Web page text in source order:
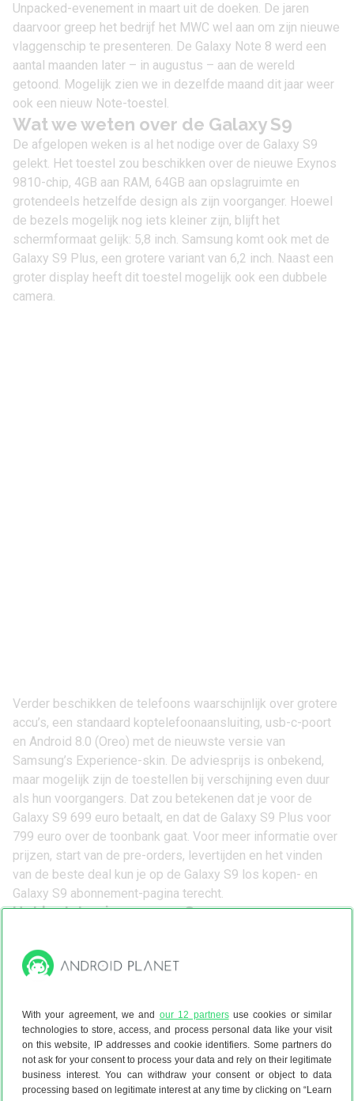
With your agreement, we and our 12 partnersuse cookies or similar
technologies to store, access, and process personal data like your visit
on this website, IP addresses and cookie identifiers. Some partners do
not ask for your consent to process your data and rely on their legitimate
business interest. You can withdraw your consent or object to data
processing based on legitimate interest at any time by clicking on “Learn
Unpacked-evenement in maart uit de doeken. De jaren
daarvoor greep het bedrijf het MWC wel aan om zijn nieuwe
vlaggenschip te presenteren. De Galaxy Note 8 werd een
aantal maanden later – in augustus – aan de wereld
getoond. Mogelijk zien we in dezelfde maand dit jaar weer
ook een nieuw Note-toestel.
Wat we weten over de Galaxy S9
De afgelopen weken is al het nodige over de Galaxy S9
gelekt. Het toestel zou beschikken over de nieuwe Exynos
9810-chip, 4GB aan RAM, 64GB aan opslagruimte en
grotendeels hetzelfde design als zijn voorganger. Hoewel
de bezels mogelijk nog iets kleiner zijn, blijft het
schermformaat gelijk: 5,8 inch. Samsung komt ook met de
Galaxy S9 Plus, een grotere variant van 6,2 inch. Naast een
groter display heeft dit toestel mogelijk ook een dubbele
camera.
Verder beschikken de telefoons waarschijnlijk over grotere
accu’s, een standaard koptelefoonaansluiting, usb-c-poort
en Android 8.0 (Oreo) met de nieuwste versie van
Samsung’s Experience-skin. De adviesprijs is onbekend,
maar mogelijk zijn de toestellen bij verschijning even duur
als hun voorgangers. Dat zou betekenen dat je voor de
Galaxy S9 699 euro betaalt, en dat de Galaxy S9 Plus voor
799 euro over de toonbank gaat. Voor meer informatie over
prijzen, start van de pre-orders, levertijden en het vinden
van de beste deal kun je op de Galaxy S9 los kopen- en
Galaxy S9 abonnement-pagina terecht.
Het laatste nieuws over Samsung
een tablet (ADV)
Samsung Galaxy Z Fold 8 review: bekende vouw, een nieuw
snel erger (6-8)
Dit is hoe je je Samsung iets leuks laat zeggen bij het
opladen (6-8)
Samsung Galaxy Z Fold 8 (Ultra) en Flip 8 nu te koop in